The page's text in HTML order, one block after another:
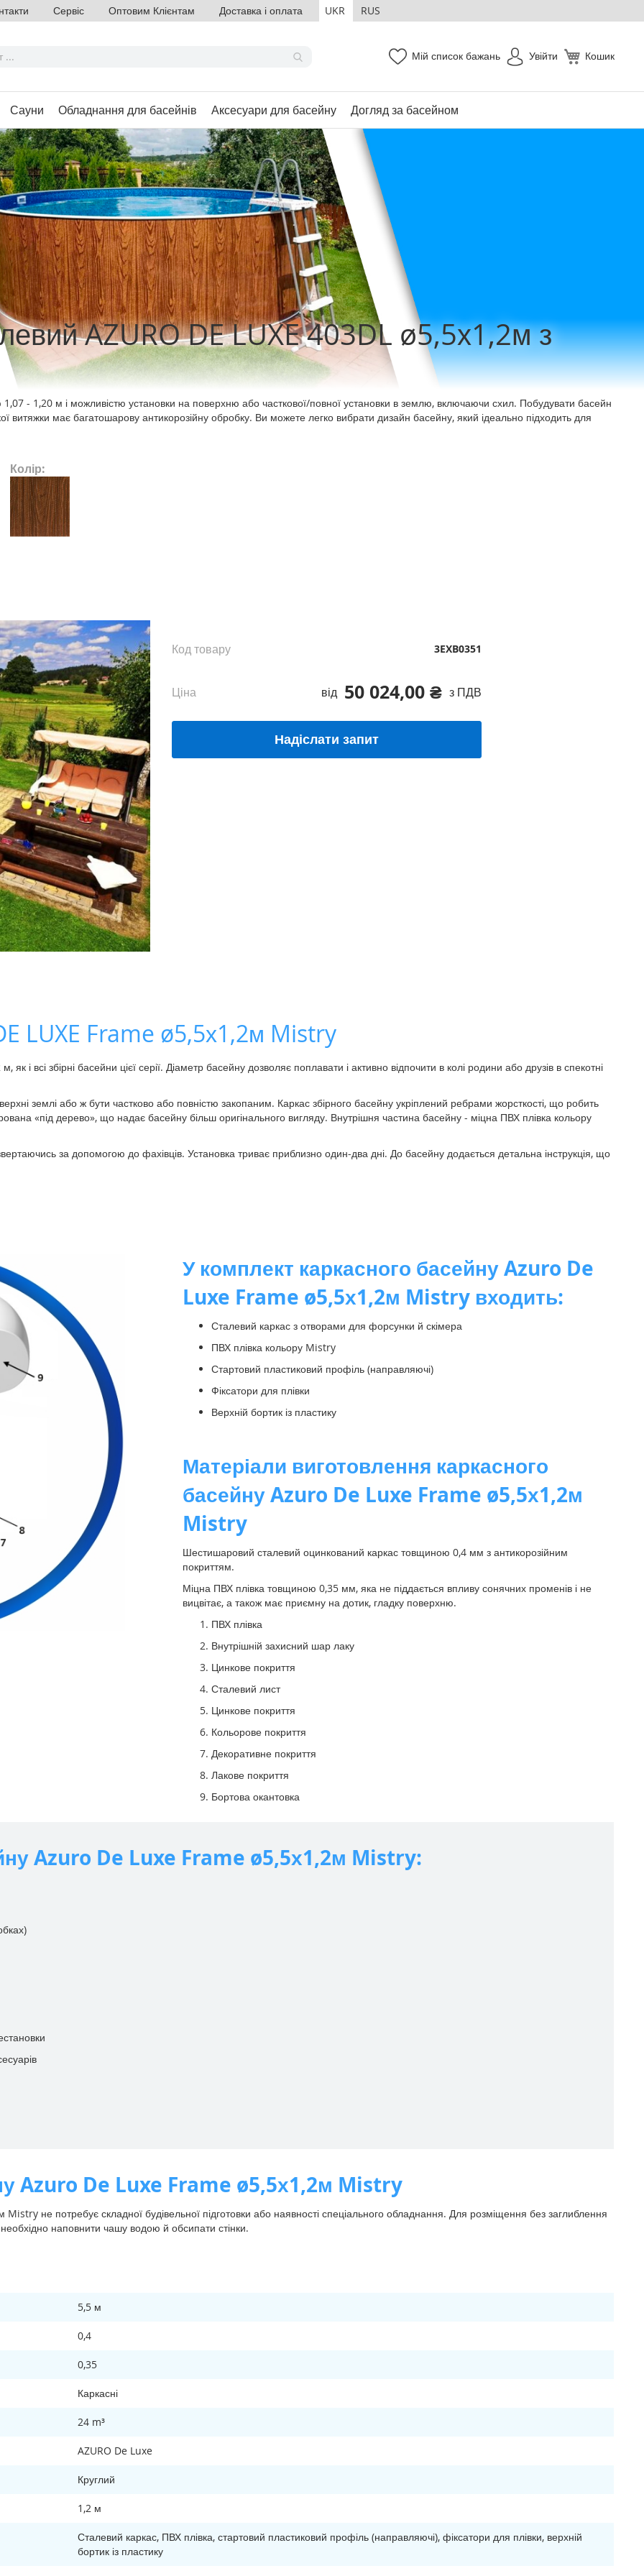
Сервіс Оптовим Клієнтам Доставка і оплата UKR RUS
Кошик
Мій список бажань Увійти
Сауни Обладнання для басейнів Аксесуари для басейну Догляд за басейном
AZURO DE LUXE 403DL ø5,5х1,2м з
- 1,20 м і можливістю установки на поверхню або часткової/повної установки в землю, включаючи схил. Побудувати басейн
витяжки має багатошарову антикорозійну обробку. Ви можете легко вибрати дизайн басейну, який ідеально підходить для
Колір:
50 024,00 ₴ з ПДВ
Ціна від
Код товару 3EXB0351
Надіслати запит
LUXE Frame ø5,5х1,2м Mistry
і всі збірні басейни цієї серії. Діаметр басейну дозволяє поплавати і активно відпочити в колі родини або друзів в спекотні
землі або ж бути частково або повністю закопаним. Каркас збірного басейну укріплений ребрами жорсткості, що робить
«під дерево», що надає басейну більш оригінального вигляду. Внутрішня частина басейну - міцна ПВХ плівка кольору
за допомогою до фахівців. Установка триває приблизно один-два дні. До басейну додається детальна інструкція, що
У комплект каркасного басейну Azuro De
Luxe Frame ø5,5х1,2м Mistry входить:
Сталевий каркас з отворами для форсунки й скімера
ПВХ плівка кольору Mistry
Стартовий пластиковий профіль (направляючі)
Фіксатори для плівки
Верхній бортик із пластику
Матеріали виготовлення каркасного
басейну Azuro De Luxe Frame ø5,5х1,2м
Mistry
Шестишаровий сталевий оцинкований каркас товщиною 0,4 мм з антикорозійним
покриттям.
Міцна ПВХ плівка товщиною 0,35 мм, яка не піддається впливу сонячних променів і не
вицвітає, а також має приємну на дотик, гладку поверхню.
ПВХ плівка
Внутрішній захисний шар лаку
Цинкове покриття
Сталевий лист
Цинкове покриття
Кольорове покриття
Декоративне покриття
Лакове покриття
Бортова окантовка
Azuro De Luxe Frame ø5,5х1,2м Mistry:
Azuro De Luxe Frame ø5,5х1,2м Mistry
не потребує складної будівельної підготовки або наявності спеціального обладнання. Для розміщення без заглиблення
наповнити чашу водою й обсипати стінки.
5,5 м
0,4
0,35
Каркасні
24 m³
AZURO De Luxe
Круглий
1,2 м
Сталевий каркас, ПВХ плівка, стартовий пластиковий профіль (направляючі), фіксатори для плівки, верхній
бортик із пластику